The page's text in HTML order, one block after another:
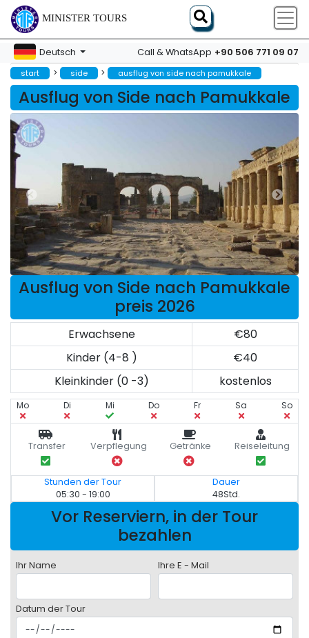
MINISTER TOURS
Deutsch Call & WhatsApp +90 506 771 09 07
start > side > ausflug von side nach pamukkale
Ausflug von Side nach Pamukkale
Ausflug von Side nach Pamukkale
preis 2026
Erwachsene
€80
Kinder (4-8 )
€40
Kleinkinder (0 -3)
kostenlos
Mo Di Mi Do Fr Sa So
Transfer Verpflegung Getränke Reiseleitung
Stunden der Tour
05:30 - 19:00
Dauer
48Std.
Vor Reserviern, in der Tour
bezahlen
Ihr Name Ihre E - Mail
Datum der Tour